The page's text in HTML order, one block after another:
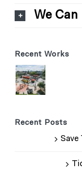
We
Recent Works
Recent Posts
Save